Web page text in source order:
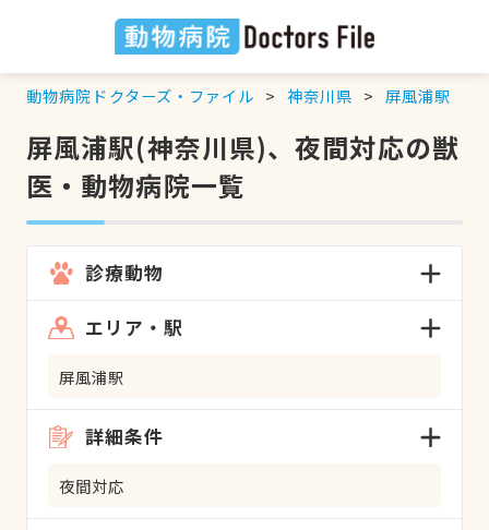
動物病院ドクターズ・ファイル 神奈川県 屏風浦駅
屏風浦駅(神奈川県)、夜間対応の獣
医・動物病院一覧
診療動物
エリア・駅
屏風浦駅
詳細条件
夜間対応